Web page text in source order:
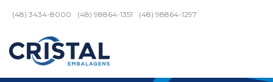
(48) 3434-8000 (48) 98864-1351 (48) 98864-1297